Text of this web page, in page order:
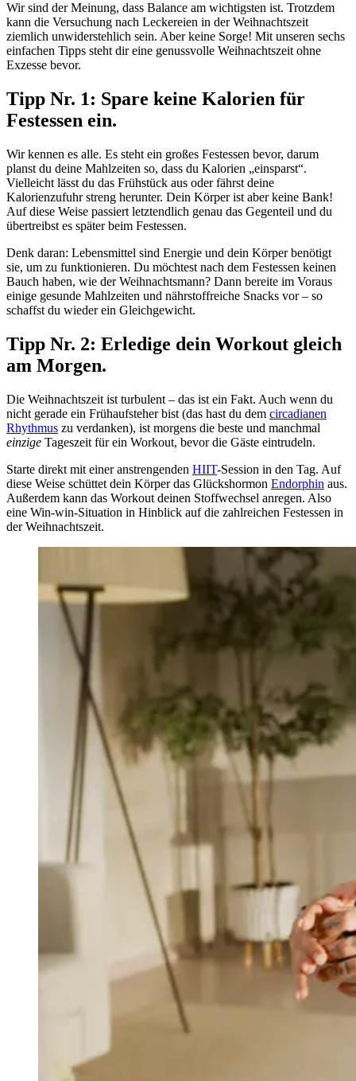
Wir sind der Meinung, dass Balance am wichtigsten ist. Trotzdem
kann die Versuchung nach Leckereien in der Weihnachtszeit
ziemlich unwiderstehlich sein. Aber keine Sorge! Mit unseren sechs
einfachen Tipps steht dir eine genussvolle Weihnachtszeit ohne
Exzesse bevor.
Tipp Nr. 1: Spare keine Kalorien für
Festessen ein.
Wir kennen es alle. Es steht ein großes Festessen bevor, darum
planst du deine Mahlzeiten so, dass du Kalorien „einsparst“.
Vielleicht lässt du das Frühstück aus oder fährst deine
Kalorienzufuhr streng herunter. Dein Körper ist aber keine Bank!
Auf diese Weise passiert letztendlich genau das Gegenteil und du
übertreibst es später beim Festessen.
Denk daran: Lebensmittel sind Energie und dein Körper benötigt
sie, um zu funktionieren. Du möchtest nach dem Festessen keinen
Bauch haben, wie der Weihnachtsmann? Dann bereite im Voraus
einige gesunde Mahlzeiten und nährstoffreiche Snacks vor – so
schaffst du wieder ein Gleichgewicht.
Tipp Nr. 2: Erledige dein Workout gleich
am Morgen.
Die Weihnachtszeit ist turbulent – das ist ein Fakt. Auch wenn du
nicht gerade ein Frühaufsteher bist (das hast du dem circadianen
Rhythmus zu verdanken), ist morgens die beste und manchmal
einzige Tageszeit für ein Workout, bevor die Gäste eintrudeln.
Starte direkt mit einer anstrengenden HIIT-Session in den Tag. Auf
diese Weise schüttet dein Körper das Glückshormon Endorphin aus.
Außerdem kann das Workout deinen Stoffwechsel anregen. Also
eine Win-win-Situation in Hinblick auf die zahlreichen Festessen in
der Weihnachtszeit.